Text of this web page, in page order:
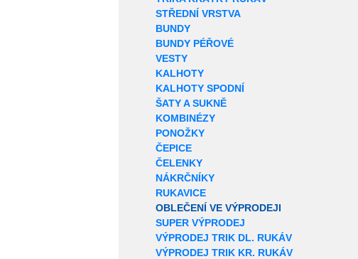
STŘEDNÍ VRSTVA
BUNDY
BUNDY PÉŘOVÉ
VESTY
KALHOTY
KALHOTY SPODNÍ
ŠATY A SUKNĚ
KOMBINÉZY
PONOŽKY
ČEPICE
ČELENKY
NÁKRČNÍKY
RUKAVICE
OBLEČENÍ VE VÝPRODEJI
SUPER VÝPRODEJ
VÝPRODEJ TRIK DL. RUKÁV
VÝPRODEJ TRIK KR. RUKÁV